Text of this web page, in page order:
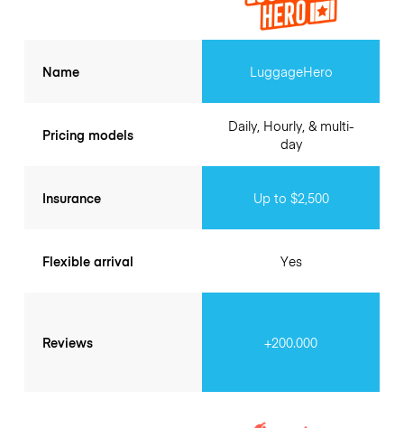
Name
Pricing models
Insurance
Flexible arrival
Reviews
LuggageHero
Daily, Hourly, & multi-
day
Up to $2,500
Yes
+200.000